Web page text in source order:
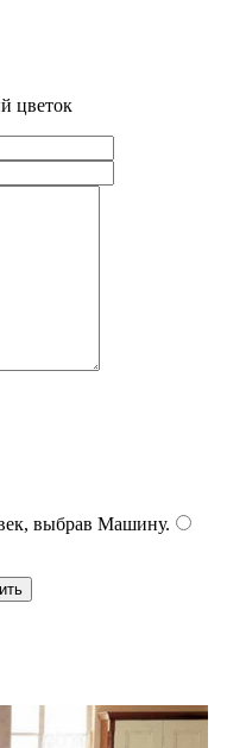
цветок
выбрав Машину.